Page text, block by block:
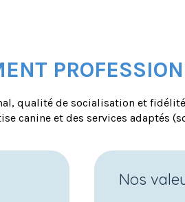
qualité de socialisation et
canine et des services adaptés
Nos